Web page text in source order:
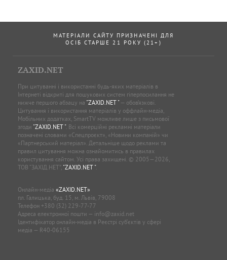
МАТЕРІАЛИ САЙТУ ПРИЗНАЧЕНІ ДЛЯ
ОСІБ СТАРШЕ 21 РОКУ (21+)
ZAXID.NET
При цитуванні і використанні будь-яких матеріалів в
Інтернеті відкриті для пошукових систем гіперпосилання не
нижче першого абзацу на "ZAXID.NET "— обов’язкові.
Цитування і використання матеріалів у оффлайн-медіа,
Мобільних додатках, SmartTV можливе лише з письмової
згоди "ZAXID.NET ". Всі комерційні рекламні матеріали
позначені словами «Спецпроєкт», «Новини компаній» чи
«Партнерський матеріал». Детальніше щодо реклами та
правил цитування можна ознайомитись в правилах
користування сайтом. Усі права захищені. © 2005—2026,
ТОВ “ЗАХІД.НЕТ”, "ZAXID.NET ".
Онлайн-медіа «ZAXID.NET»
пл. Галицька, буд. 15, м. Львів, 79008
Телефон +380 (32) 229-77-77
Адреса електронної пошти — info@zaxid.net
Ідентифікатор онлайн-медіа в Реєстрі суб'єктів у сфері
медіа — R40-06155